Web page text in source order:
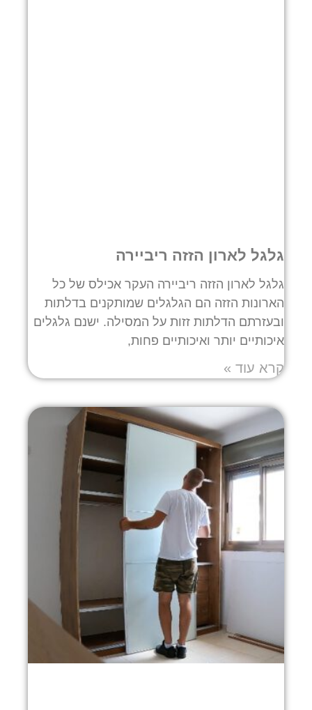
גלגל לארון הזזה ריביירה
גלגל לארון הזזה ריביירה העקר אכילס של כל
הארונות הזזה הם הגלגלים שמותקנים בדלתות
ובעזרתם הדלתות זזות על המסילה. ישנם גלגלים
איכותיים יותר ואיכותיים פחות,
קרא עוד »